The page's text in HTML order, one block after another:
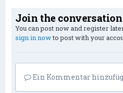
Join the conversation
You can post now and register
sign in nowto post with your
Ein Kommentar